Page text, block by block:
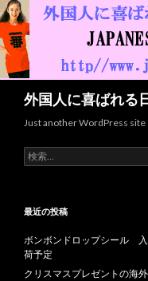
外国人に喜ばれる
検索
Just another WordPress site
検索:
最近の投稿
ボンボンドロップシール 入
荷予定
クリスマスプレゼントの海外